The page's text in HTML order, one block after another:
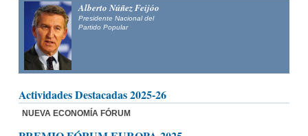
Alberto Núñez Feijóo
Presidente Nacional del
Partido Popular
Actividades Destacadas 2025-26
NUEVA ECONOMÍA FÓRUM